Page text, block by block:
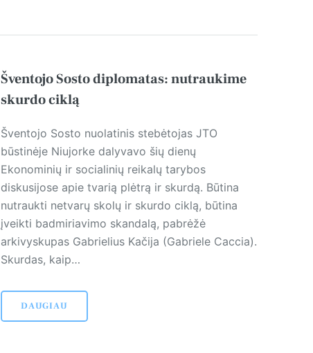
Šventojo Sosto diplomatas: nutraukime
skurdo ciklą
Šventojo Sosto nuolatinis stebėtojas JTO
būstinėje Niujorke dalyvavo šių dienų
Ekonominių ir socialinių reikalų tarybos
diskusijose apie tvarią plėtrą ir skurdą. Būtina
nutraukti netvarų skolų ir skurdo ciklą, būtina
įveikti badmiriavimo skandalą, pabrėžė
arkivyskupas Gabrielius Kačija (Gabriele Caccia).
Skurdas, kaip…
DAUGIAU